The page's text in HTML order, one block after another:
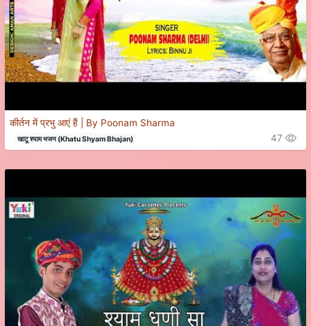
कीर्तन में प्रभु आएं हैं | By Poonam Sharma
खाटू श्याम भजन (Khatu Shyam Bhajan) 47